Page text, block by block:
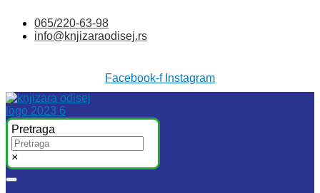
sadržaj
065/220-63-98
info@knjizaraodisej.rs
Facebook-f Instagram
Pretraga
×